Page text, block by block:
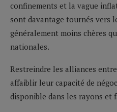
confinements et la vague
sont davantage tournés vers
généralement moins chères
nationales.
Restreindre les alliances
affaiblir leur capacité de
disponible dans les rayons et